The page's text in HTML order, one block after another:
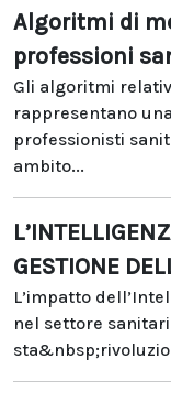
Algoritmi di
professioni
Gli algoritmi
rappresentano
professionisti
ambito...
GESTIONE
L’impatto
nel settore